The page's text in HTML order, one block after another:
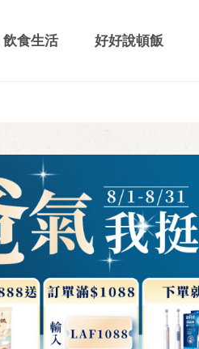
飲食生活 好好說頓飯